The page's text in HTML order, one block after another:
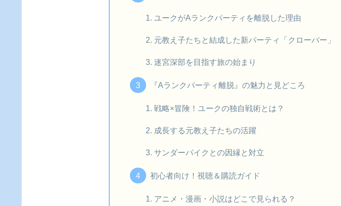
ユークがAランクパーティを離脱した理由
元教え子たちと結成した新パーティ「クローバー」
迷宮深部を目指す旅の始まり
『Aランクパーティ離脱』の魅力と見どころ
戦略×冒険！ユークの独自戦術とは？
成長する元教え子たちの活躍
サンダーパイクとの因縁と対立
初心者向け！視聴＆購読ガイド
アニメ・漫画・小説はどこで見られる？